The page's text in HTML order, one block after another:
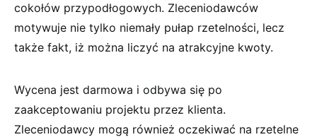
cokołów przypodłogowych. Zleceniodawców
motywuje nie tylko niemały pułap rzetelności, lecz
także fakt, iż można liczyć na atrakcyjne kwoty.
Wycena jest darmowa i odbywa się po
zaakceptowaniu projektu przez klienta.
Zleceniodawcy mogą również oczekiwać na rzetelne